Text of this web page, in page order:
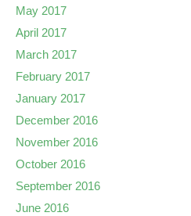
May 2017
April 2017
March 2017
February 2017
January 2017
December 2016
November 2016
October 2016
September 2016
June 2016